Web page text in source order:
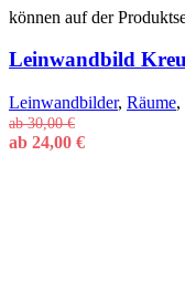
können auf der
Leinwandbild
Leinwandbilder, Räume,
ab30,00€
ab 24,00 €